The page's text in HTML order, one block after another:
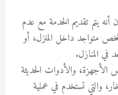
أنه يتم تقديم الخدمة مع عدم
متواجد داخل المنزل، أو
في المنازل.
الأجهزة، والأدوات الحديثة
والتي تستخدم في عملية